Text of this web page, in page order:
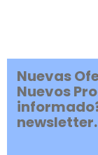
Nuevas
Nuevos
newsletter.